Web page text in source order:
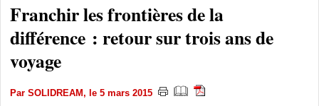
Franchir les frontières de la
différence : retour sur trois ans de
voyage
Par SOLIDREAM, le 5 mars 2015